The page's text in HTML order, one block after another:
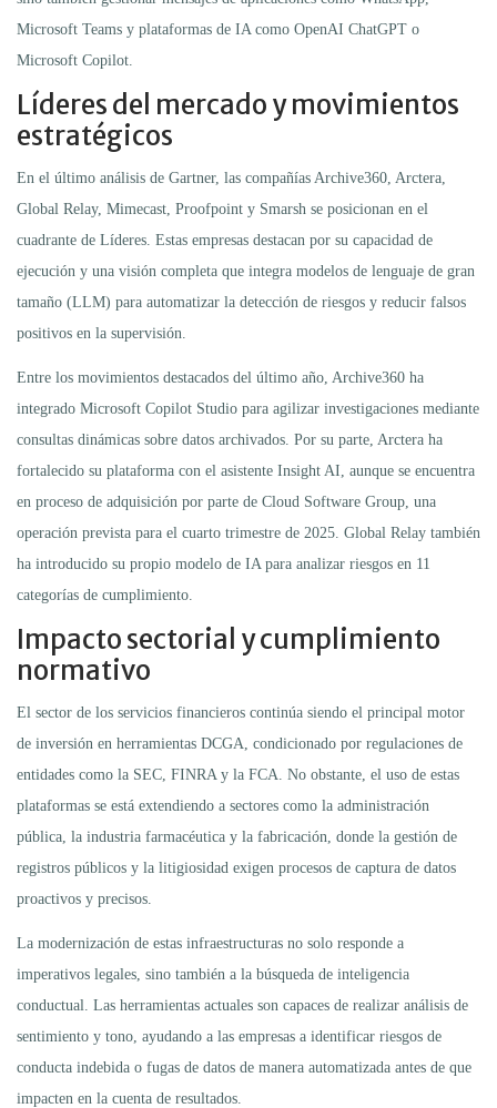
Microsoft Teams y plataformas de IA como OpenAI ChatGPT o
Microsoft Copilot.
Líderes del mercado y movimientos
estratégicos
En el último análisis de Gartner, las compañías Archive360, Arctera,
Global Relay, Mimecast, Proofpoint y Smarsh se posicionan en el
cuadrante de Líderes. Estas empresas destacan por su capacidad de
ejecución y una visión completa que integra modelos de lenguaje de gran
tamaño (LLM) para automatizar la detección de riesgos y reducir falsos
positivos en la supervisión.
Entre los movimientos destacados del último año, Archive360 ha
integrado Microsoft Copilot Studio para agilizar investigaciones mediante
consultas dinámicas sobre datos archivados. Por su parte, Arctera ha
fortalecido su plataforma con el asistente Insight AI, aunque se encuentra
en proceso de adquisición por parte de Cloud Software Group, una
operación prevista para el cuarto trimestre de 2025. Global Relay también
ha introducido su propio modelo de IA para analizar riesgos en 11
categorías de cumplimiento.
Impacto sectorial y cumplimiento
normativo
El sector de los servicios financieros continúa siendo el principal motor
de inversión en herramientas DCGA, condicionado por regulaciones de
entidades como la SEC, FINRA y la FCA. No obstante, el uso de estas
plataformas se está extendiendo a sectores como la administración
pública, la industria farmacéutica y la fabricación, donde la gestión de
registros públicos y la litigiosidad exigen procesos de captura de datos
proactivos y precisos.
La modernización de estas infraestructuras no solo responde a
imperativos legales, sino también a la búsqueda de inteligencia
conductual. Las herramientas actuales son capaces de realizar análisis de
sentimiento y tono, ayudando a las empresas a identificar riesgos de
conducta indebida o fugas de datos de manera automatizada antes de que
impacten en la cuenta de resultados.